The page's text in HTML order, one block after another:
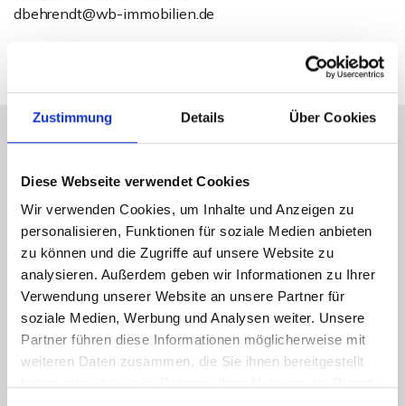
Zustimmung Details Über Cookies
Diese Webseite verwendet Cookies
Wir verwenden Cookies, um Inhalte und Anzeigen zu
personalisieren, Funktionen für soziale Medien anbieten
zu können und die Zugriffe auf unsere Website zu
analysieren. Außerdem geben wir Informationen zu Ihrer
Verwendung unserer Website an unsere Partner für
soziale Medien, Werbung und Analysen weiter. Unsere
Partner führen diese Informationen möglicherweise mit
weiteren Daten zusammen, die Sie ihnen bereitgestellt
dbehrendt@wb-immobilien.de
Energieausweis (Bedarfsausweis)
275,40 kWh / (m²*a)
Endenergiebedarf
Weitere Informationen